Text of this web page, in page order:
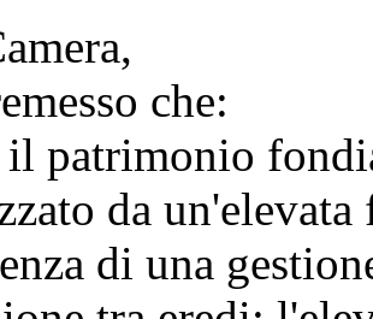
che:
fondiario
da
di una